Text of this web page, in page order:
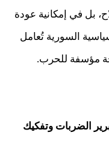
بل في إمكانية عودة
السورية تُعامل
مؤسفة للحرب.
الضربات وتفكيك